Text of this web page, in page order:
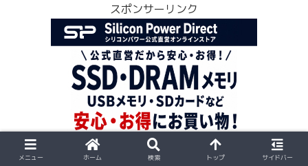
スポンサーリンク
メニュー ホーム 検索 トップ サイドバー